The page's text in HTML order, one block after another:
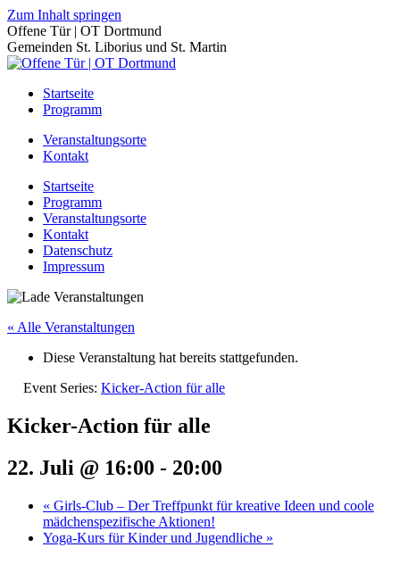
Zum Inhalt springen
Offene Tür | OT Dortmund
Gemeinden St. Liborius und St. Martin
Startseite
Programm
Veranstaltungsorte
Kontakt
Startseite
Programm
Veranstaltungsorte
Kontakt
Datenschutz
Impressum
« Alle Veranstaltungen
Diese Veranstaltung hat bereits stattgefunden.
Event Series: Kicker-Action für alle
Kicker-Action für alle
22. Juli @ 16:00 - 20:00
« Girls-Club – Der Treffpunkt für kreative Ideen und coole
mädchenspezifische Aktionen!
Yoga-Kurs für Kinder und Jugendliche »